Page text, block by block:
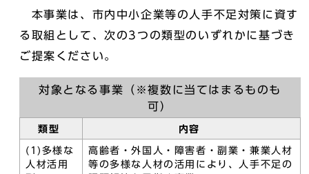
本事業は、市内中小企業等の人手不足対策に資す
る取組として、次の3つの類型のいずれかに基づき
ご提案ください。
対象となる事業（※複数に当てはまるものも
可）
類型 内容
(1)多様な
人材活用
高齢者・外国人・障害者・副業・兼業人材
等の多様な人材の活用により、人手不足の